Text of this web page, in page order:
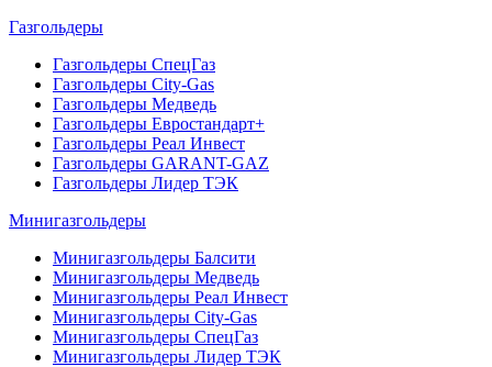
Газгольдеры
Газгольдеры СпецГаз
Газгольдеры City-Gas
Газгольдеры Медведь
Газгольдеры Евростандарт+
Газгольдеры Реал Инвест
Газгольдеры GARANT-GAZ
Газгольдеры Лидер ТЭК
Минигазгольдеры
Минигазгольдеры Балсити
Минигазгольдеры Медведь
Минигазгольдеры Реал Инвест
Минигазгольдеры City-Gas
Минигазгольдеры СпецГаз
Минигазгольдеры Лидер ТЭК